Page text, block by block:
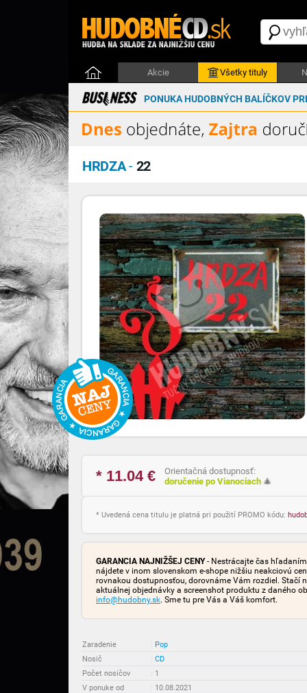
Akcie Všetky tituly
PONUKA HUDOBNÝCH BALÍČKOV
HRDZA- 22
* 11.04€
Orientačná dostupnosť:
doručenie po Vianociach 🎄
* Uvedená cena titulu je platná pri použití PROMO kódu:
GARANCIA NAJNIŽŠEJ CENY- Nestrácajte čas
nájdete v inom slovenskom e-shope nižšiu neakciovú
rovnakou dostupnosťou, dorovnáme Vám rozdiel. Stačí
aktuálnej objednávky a screenshot produktu z daného
info@hudobny.sk. Sme tu pre Vás a Váš komfort.
Zaradenie : Pop
Nosič
: CD
Počet nosičov
: 1
V ponuke od
: 10.08.2021